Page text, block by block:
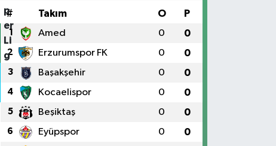
# Takım O P
1 Amed 0 0
2 Erzurumspor FK 0 0
3 Başakşehir 0 0
4 Kocaelispor 0 0
5 Beşiktaş 0 0
6 Eyüpspor 0 0